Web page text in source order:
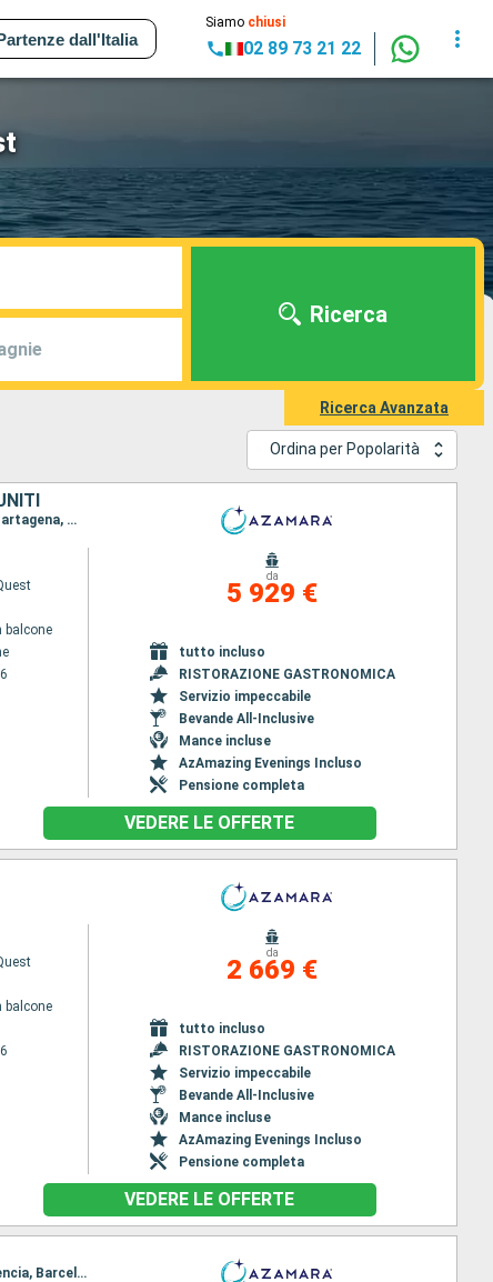
dall'Italia
Siamo chiusi
02 89 73 21 22
Ricerca
Ricerca Avanzata
Ordina per Popolarità
Itinerario : Pireo - Atene, Katakolon, Siracusa, La Valletta - Malta -, Trapani, La Goletta - Tunisi, Cartagena, Malaga, Tangeri, San Juan, Miami
balcone
da
5 929 €
tutto incluso
RISTORAZIONE GASTRONOMICA
Servizio impeccabile
Bevande All-Inclusive
Mance incluse
AzAmazing Evenings Incluso
Pensione completa
VEDERE LE OFFERTE
balcone
da
2 669 €
tutto incluso
RISTORAZIONE GASTRONOMICA
Servizio impeccabile
Bevande All-Inclusive
Mance incluse
AzAmazing Evenings Incluso
Pensione completa
VEDERE LE OFFERTE
Itinerario : Miami, Hamilton, Horta , Lisbona, Portimao, Cadice, Gibilterra, Malaga, Cartagena, Valencia, Barcellona